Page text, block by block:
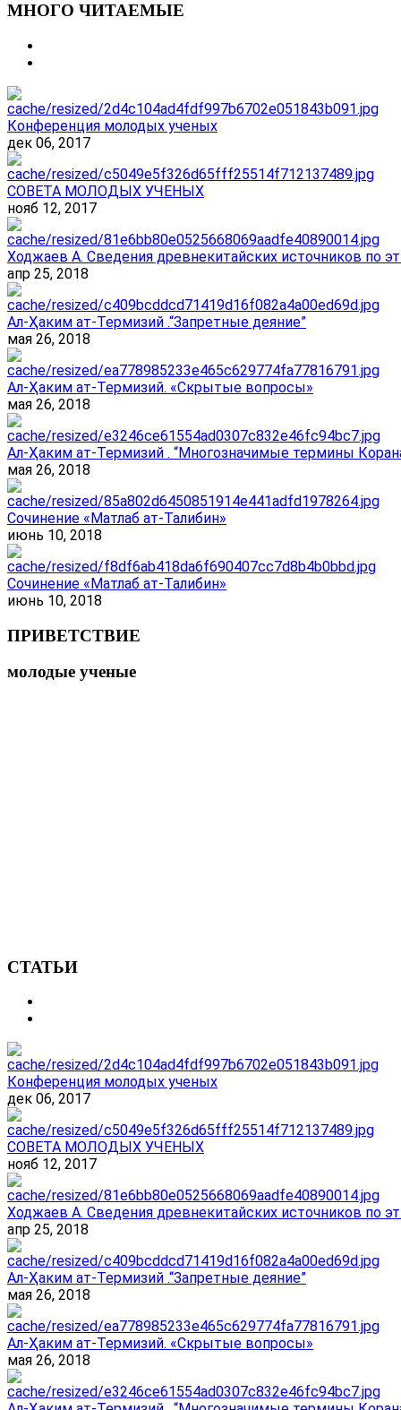
МНОГО ЧИТАЕМЫЕ
Конференция молодых ученых
дек 06, 2017
СОВЕТА МОЛОДЫХ УЧЕНЫХ
нояб 12, 2017
Ходжаев А. Сведения древнекитайских источников по
апр 25, 2018
Ал-Ҳаким ат-Термизий .“Запретные деяние”
мая 26, 2018
Ал-Ҳаким ат-Термизий. «Скрытые вопросы»
мая 26, 2018
Ал-Ҳаким ат-Термизий . “Многозначимые термины
мая 26, 2018
Сочинение «Матлаб ат-Талибин»
июнь 10, 2018
Сочинение «Матлаб ат-Талибин»
июнь 10, 2018
ПРИВЕТСТВИЕ
молодые ученые
СТАТЬИ
Конференция молодых ученых
дек 06, 2017
СОВЕТА МОЛОДЫХ УЧЕНЫХ
нояб 12, 2017
Ходжаев А. Сведения древнекитайских источников по
апр 25, 2018
Ал-Ҳаким ат-Термизий .“Запретные деяние”
мая 26, 2018
Ал-Ҳаким ат-Термизий. «Скрытые вопросы»
мая 26, 2018